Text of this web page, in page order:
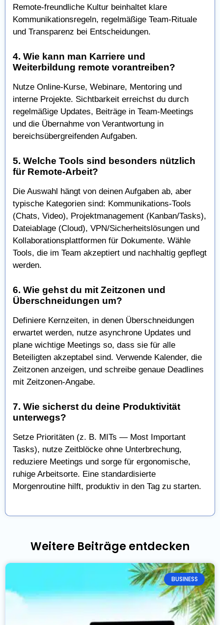
Remote-freundliche Kultur beinhaltet klare
Kommunikationsregeln, regelmäßige Team-Rituale
und Transparenz bei Entscheidungen.
4. Wie kann man Karriere und
Weiterbildung remote vorantreiben?
Nutze Online-Kurse, Webinare, Mentoring und
interne Projekte. Sichtbarkeit erreichst du durch
regelmäßige Updates, Beiträge in Team-Meetings
und die Übernahme von Verantwortung in
bereichsübergreifenden Aufgaben.
5. Welche Tools sind besonders nützlich
für Remote-Arbeit?
Die Auswahl hängt von deinen Aufgaben ab, aber
typische Kategorien sind: Kommunikations-Tools
(Chats, Video), Projektmanagement (Kanban/Tasks),
Dateiablage (Cloud), VPN/Sicherheitslösungen und
Kollaborationsplattformen für Dokumente. Wähle
Tools, die im Team akzeptiert und nachhaltig gepflegt
werden.
6. Wie gehst du mit Zeitzonen und
Überschneidungen um?
Definiere Kernzeiten, in denen Überschneidungen
erwartet werden, nutze asynchrone Updates und
plane wichtige Meetings so, dass sie für alle
Beteiligten akzeptabel sind. Verwende Kalender, die
Zeitzonen anzeigen, und schreibe genaue Deadlines
mit Zeitzonen-Angabe.
7. Wie sicherst du deine Produktivität
unterwegs?
Setze Prioritäten (z. B. MITs — Most Important
Tasks), nutze Zeitblöcke ohne Unterbrechung,
reduziere Meetings und sorge für ergonomische,
ruhige Arbeitsorte. Eine standardisierte
Morgenroutine hilft, produktiv in den Tag zu starten.
Weitere Beiträge entdecken
BUSINESS